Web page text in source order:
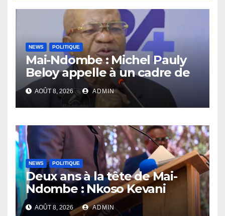
NEWS POLITIQUE
Mai-Ndombe : Michel Pauly
Beloy appelle à un cadre de
concertation avant la tenue
du dialogue inclusif
AOÛT 8, 2026 ADMIN
NEWS POLITIQUE
Deux ans à la tête de Mai-
Ndombe : Nkoso Kevani
défend son bilan et fait de la
AOÛT 8, 2026 ADMIN